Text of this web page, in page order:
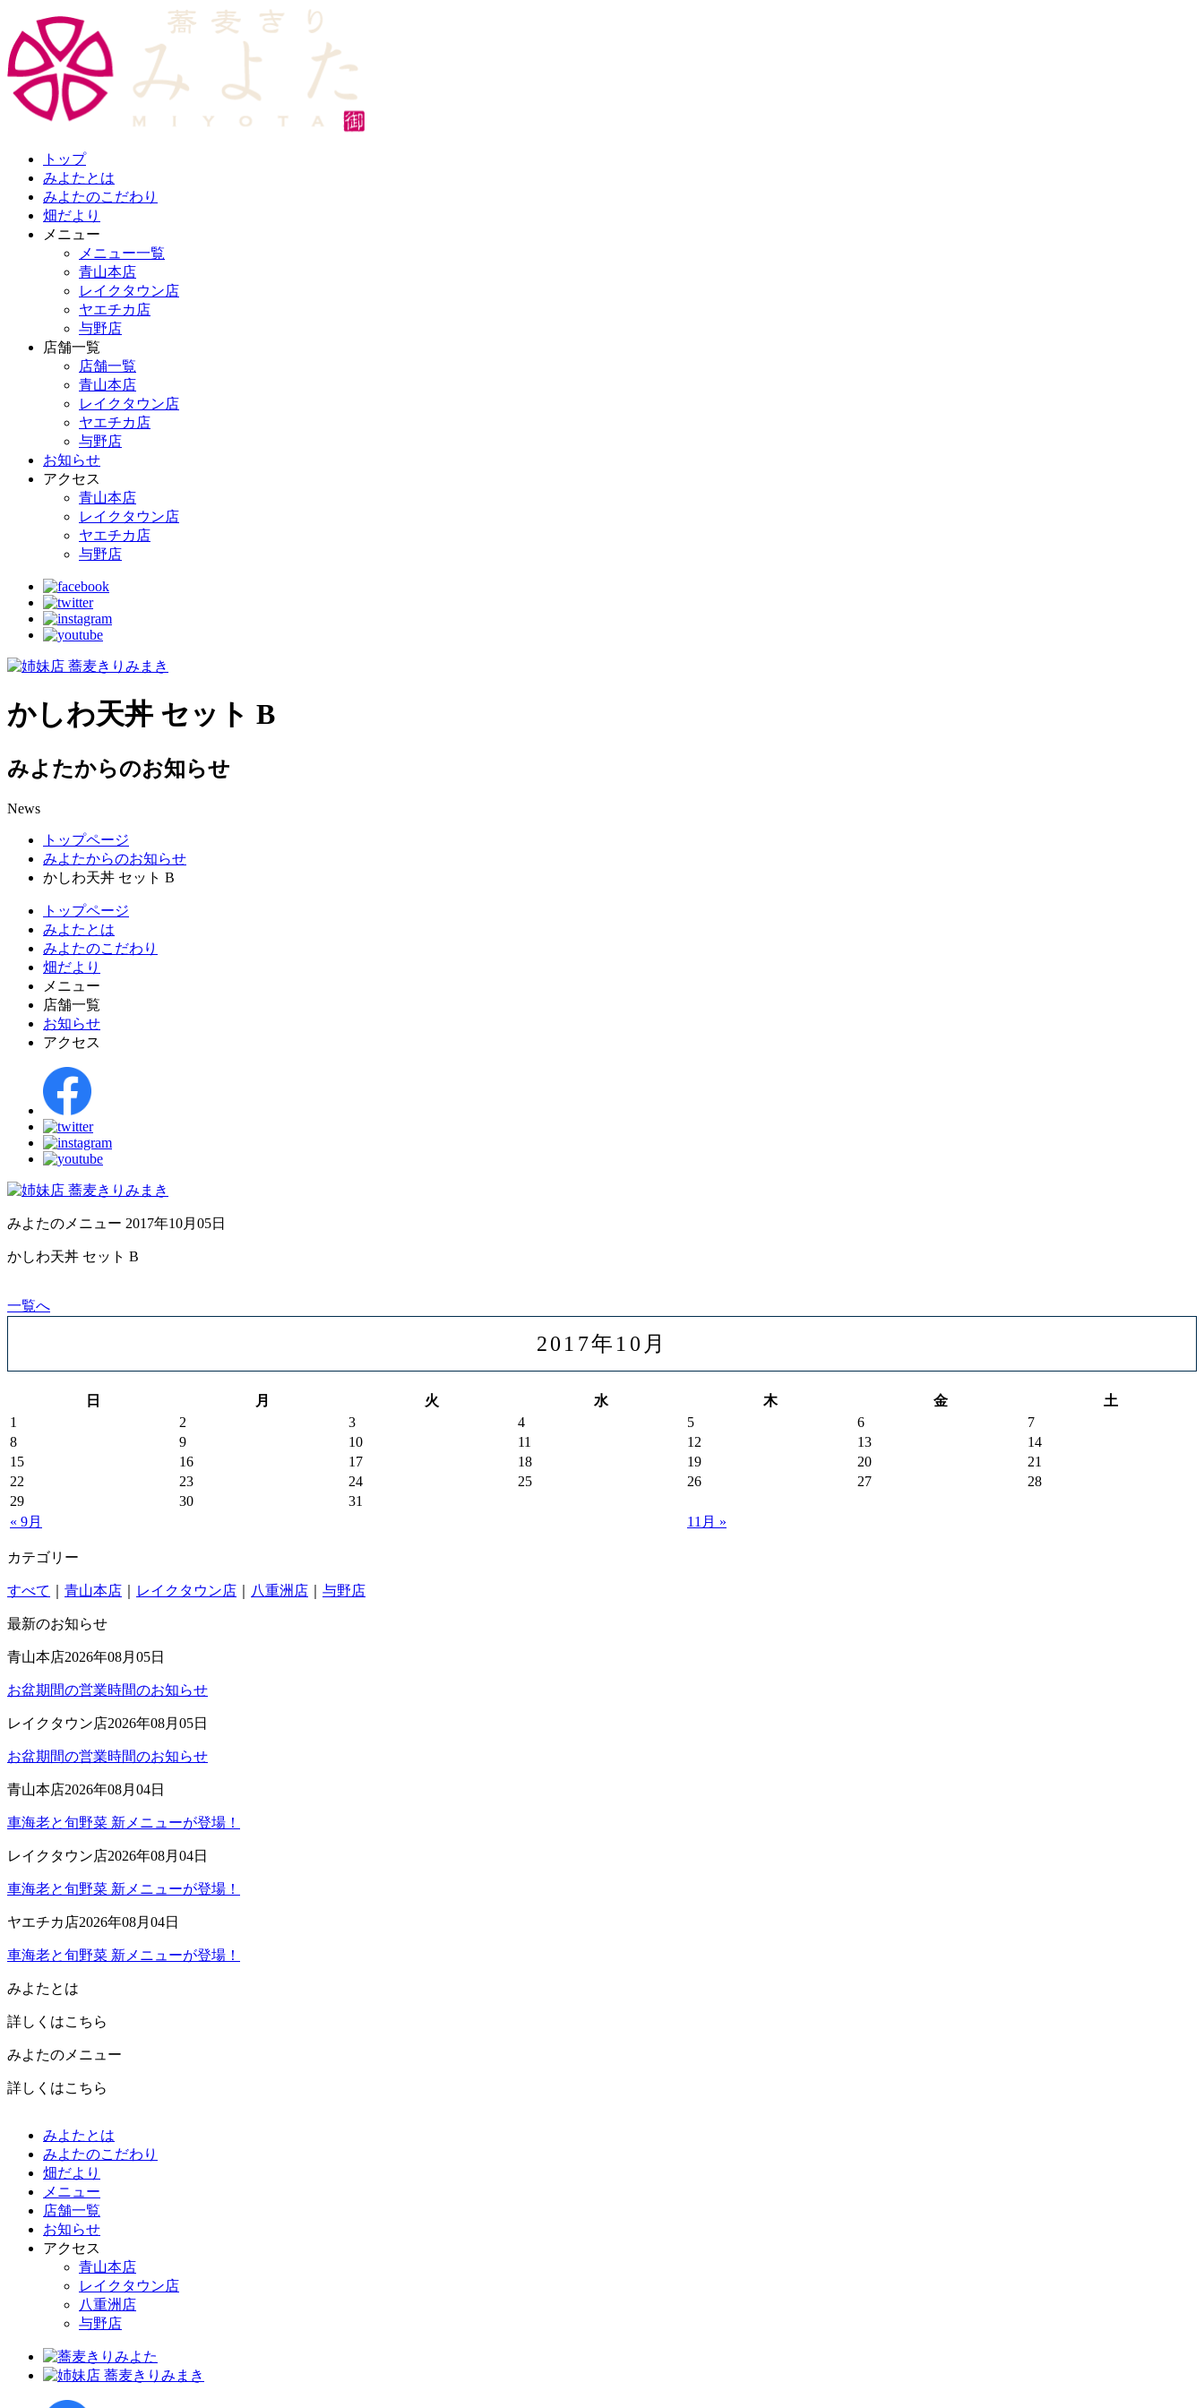
トップ
みよたとは
みよたのこだわり
畑だより
メニュー
メニュー一覧
青山本店
レイクタウン店
ヤエチカ店
与野店
店舗一覧
店舗一覧
青山本店
レイクタウン店
ヤエチカ店
与野店
お知らせ
アクセス
青山本店
レイクタウン店
ヤエチカ店
与野店
かしわ天丼 セット B
みよたからのお知らせ
News
トップページ
みよたからのお知らせ
かしわ天丼 セット B
トップページ
みよたとは
みよたのこだわり
畑だより
メニュー
店舗一覧
お知らせ
アクセス
みよたのメニュー 2017年10月05日
かしわ天丼 セット B
一覧へ
2017年10月
日 月 火 水 木 金 土
« 9月 11月 »
1 2 3 4 5 6
7
8
9 10 11 12 13
14
15
16 17 18 19 20
21
22
23 24 25 26 27
28
29
30 31
カテゴリー
すべて 青山本店 レイクタウン店 八重洲店 与野店
最新のお知らせ
青山本店2026年08月05日
お盆期間の営業時間のお知らせ
レイクタウン店2026年08月05日
お盆期間の営業時間のお知らせ
青山本店2026年08月04日
車海老と旬野菜 新メニューが登場！
レイクタウン店2026年08月04日
車海老と旬野菜 新メニューが登場！
ヤエチカ店2026年08月04日
車海老と旬野菜 新メニューが登場！
みよたとは
詳しくはこちら
みよたのメニュー
詳しくはこちら
みよたとは
みよたのこだわり
畑だより
メニュー
店舗一覧
お知らせ
アクセス
青山本店
レイクタウン店
八重洲店
与野店